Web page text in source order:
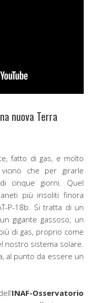
nuova Terra
fatto di gas, e molto
che per girarle
cinque giorni. Quel
più insoliti finora
P-18b. Si tratta di un
gigante gassoso, un
di gas, proprio come
nostro sistema solare.
al punto da essere un
INAF-Osservatorio